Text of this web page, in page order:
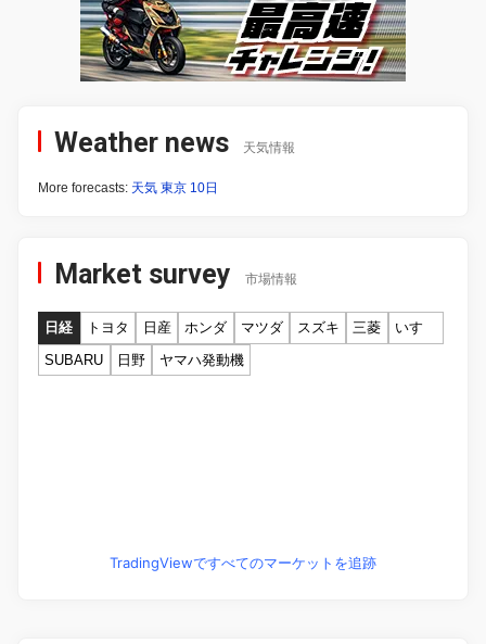
Weather news 天気情報
More forecasts: 天気 東京 10日
Market survey 市場情報
日経 トヨタ 日産 ホンダ マツダ スズキ 三菱
いすゞ
SUBARU
日野 ヤマハ発動機
TradingViewですべてのマーケットを追跡